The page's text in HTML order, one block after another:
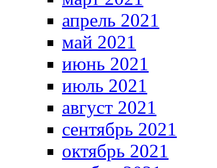
апрель 2021
май 2021
июнь 2021
июль 2021
август 2021
сентябрь 2021
октябрь 2021